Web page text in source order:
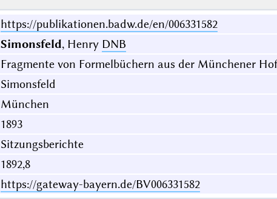
https://publikationen.badw.de/en/006331582
Simonsfeld, Henry DNB
Fragmente von Formelbüchern aus der Münchener
Simonsfeld
München
1893
Sitzungsberichte
1892,8
https://gateway-bayern.de/BV006331582